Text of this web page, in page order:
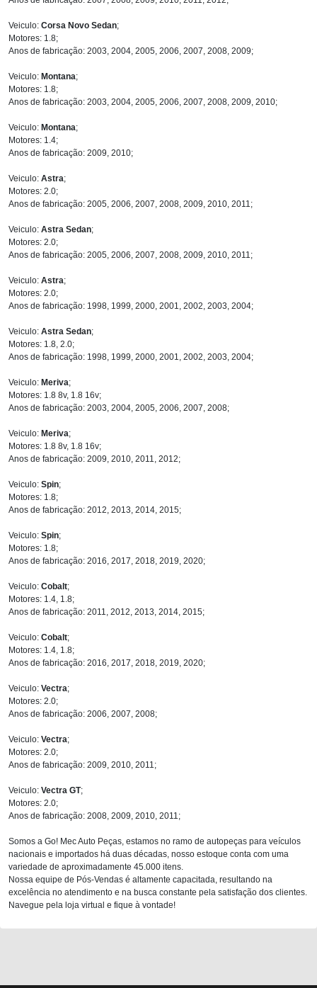
Veiculo: Corsa Novo Sedan;
Motores: 1.8;
Anos de fabricação: 2003, 2004, 2005, 2006, 2007, 2008, 2009;
Veiculo: Montana;
Motores: 1.8;
Anos de fabricação: 2003, 2004, 2005, 2006, 2007, 2008, 2009, 2010;
Veiculo: Montana;
Motores: 1.4;
Anos de fabricação: 2009, 2010;
Veiculo: Astra;
Motores: 2.0;
Anos de fabricação: 2005, 2006, 2007, 2008, 2009, 2010, 2011;
Veiculo: Astra Sedan;
Motores: 2.0;
Anos de fabricação: 2005, 2006, 2007, 2008, 2009, 2010, 2011;
Veiculo: Astra;
Motores: 2.0;
Anos de fabricação: 1998, 1999, 2000, 2001, 2002, 2003, 2004;
Veiculo: Astra Sedan;
Motores: 1.8, 2.0;
Anos de fabricação: 1998, 1999, 2000, 2001, 2002, 2003, 2004;
Veiculo: Meriva;
Motores: 1.8 8v, 1.8 16v;
Anos de fabricação: 2003, 2004, 2005, 2006, 2007, 2008;
Veiculo: Meriva;
Motores: 1.8 8v, 1.8 16v;
Anos de fabricação: 2009, 2010, 2011, 2012;
Veiculo: Spin;
Motores: 1.8;
Anos de fabricação: 2012, 2013, 2014, 2015;
Veiculo: Spin;
Motores: 1.8;
Anos de fabricação: 2016, 2017, 2018, 2019, 2020;
Veiculo: Cobalt;
Motores: 1.4, 1.8;
Anos de fabricação: 2011, 2012, 2013, 2014, 2015;
Veiculo: Cobalt;
Motores: 1.4, 1.8;
Anos de fabricação: 2016, 2017, 2018, 2019, 2020;
Veiculo: Vectra;
Motores: 2.0;
Anos de fabricação: 2006, 2007, 2008;
Veiculo: Vectra;
Motores: 2.0;
Anos de fabricação: 2009, 2010, 2011;
Veiculo: Vectra GT;
Motores: 2.0;
Anos de fabricação: 2008, 2009, 2010, 2011;
Somos a Go! Mec Auto Peças, estamos no ramo de autopeças para veículos
nacionais e importados há duas décadas, nosso estoque conta com uma
variedade de aproximadamente 45.000 itens.
Nossa equipe de Pós-Vendas é altamente capacitada, resultando na
excelência no atendimento e na busca constante pela satisfação dos clientes.
Navegue pela loja virtual e fique à vontade!